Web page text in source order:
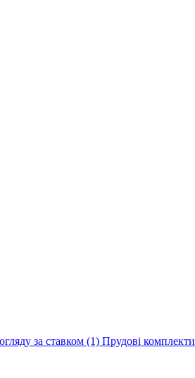
за ставком (1) Прудові комплекти